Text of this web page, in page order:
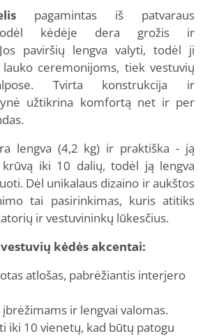
pagamintas iš patvaraus
todėl kėdėje dera grožis ir
paviršių lengva valyti, todėl ji
ceremonijoms, tiek vestuvių
Tvirta konstrukcija ir
užtikrina komfortą net ir per
lengva (4,2 kg) ir praktiška - ją
iki 10 dalių, todėl ją lengva
Dėl unikalaus dizaino ir aukštos
tai pasirinkimas, kuris atitiks
ir vestuvininkų lūkesčius.
kėdės akcentai:
atlošas, pabrėžiantis interjero
ir lengvai valomas.
iki 10 vienetų, kad būtų patogu